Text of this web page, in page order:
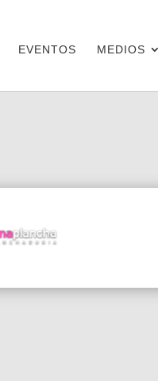
EVENTOS MEDIOS